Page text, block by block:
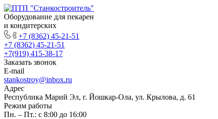
Оборудование для пекарен
и кондитерских
+7 (8362) 45-21-51
+7 (8362) 45-21-51
+7(919) 415-38-17
Заказать звонок
E-mail
stankostroy@inbox.ru
Адрес
Республика Марий Эл, г. Йошкар-Ола, ул. Крылова, д. 61
Режим работы
Пн. – Пт.: с 8:00 до 16:00